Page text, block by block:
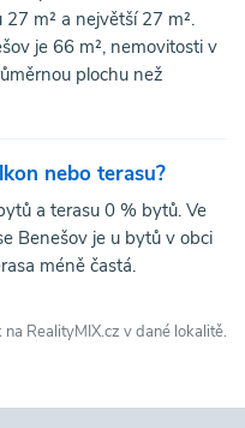
m² a největší 27 m².
je 66 m², nemovitosti v
plochu než
nebo terasu?
a terasu 0 % bytů. Ve
Benešov je u bytů v obci
méně častá.
RealityMIX.cz v dané lokalitě.